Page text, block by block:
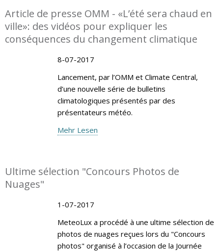
Article de presse OMM - «L’été sera chaud en
ville»: des vidéos pour expliquer les
conséquences du changement climatique
8-07-2017
Lancement, par l’OMM et Climate Central,
d’une nouvelle série de bulletins
climatologiques présentés par des
présentateurs météo.
Mehr Lesen
Ultime sélection "Concours Photos de
Nuages"
1-07-2017
MeteoLux a procédé à une ultime sélection de
photos de nuages reçues lors du "Concours
photos" organisé à l’occasion de la Journée